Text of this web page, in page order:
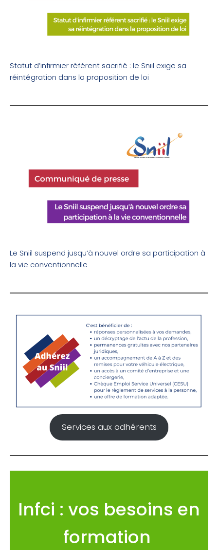
Statut d’infirmier référent sacrifié : le Sniil exige sa
réintégration dans la proposition de loi
Le Sniil suspend jusqu’à nouvel ordre sa participation à
la vie conventionnelle
Services aux adhérents
Infci : vos besoins en
formation